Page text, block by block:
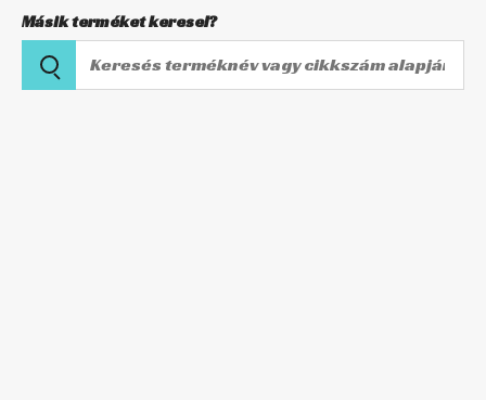
Másik terméket keresel?
Keresés
terméknév